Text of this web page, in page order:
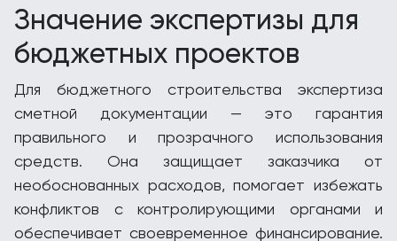
Значение экспертизы для
бюджетных проектов
Для бюджетного строительства экспертиза
сметной документации — это гарантия
правильного и прозрачного использования
средств. Она защищает заказчика от
необоснованных расходов, помогает избежать
конфликтов с контролирующими органами и
обеспечивает своевременное финансирование.